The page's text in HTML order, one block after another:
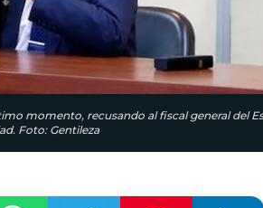
momento, recusando al fiscal general del
Foto: Gentileza